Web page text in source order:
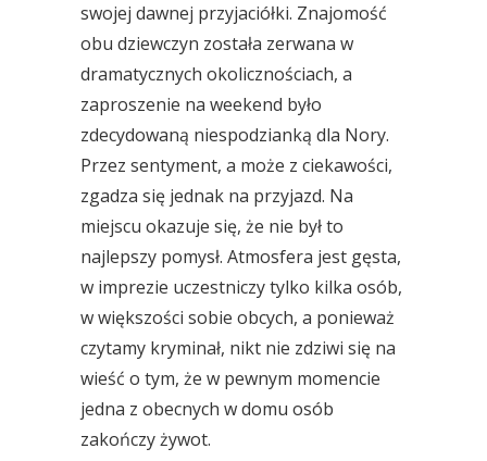
swojej dawnej przyjaciółki. Znajomość
obu dziewczyn została zerwana w
dramatycznych okolicznościach, a
zaproszenie na weekend było
zdecydowaną niespodzianką dla Nory.
Przez sentyment, a może z ciekawości,
zgadza się jednak na przyjazd. Na
miejscu okazuje się, że nie był to
najlepszy pomysł. Atmosfera jest gęsta,
w imprezie uczestniczy tylko kilka osób,
w większości sobie obcych, a ponieważ
czytamy kryminał, nikt nie zdziwi się na
wieść o tym, że w pewnym momencie
jedna z obecnych w domu osób
zakończy żywot.